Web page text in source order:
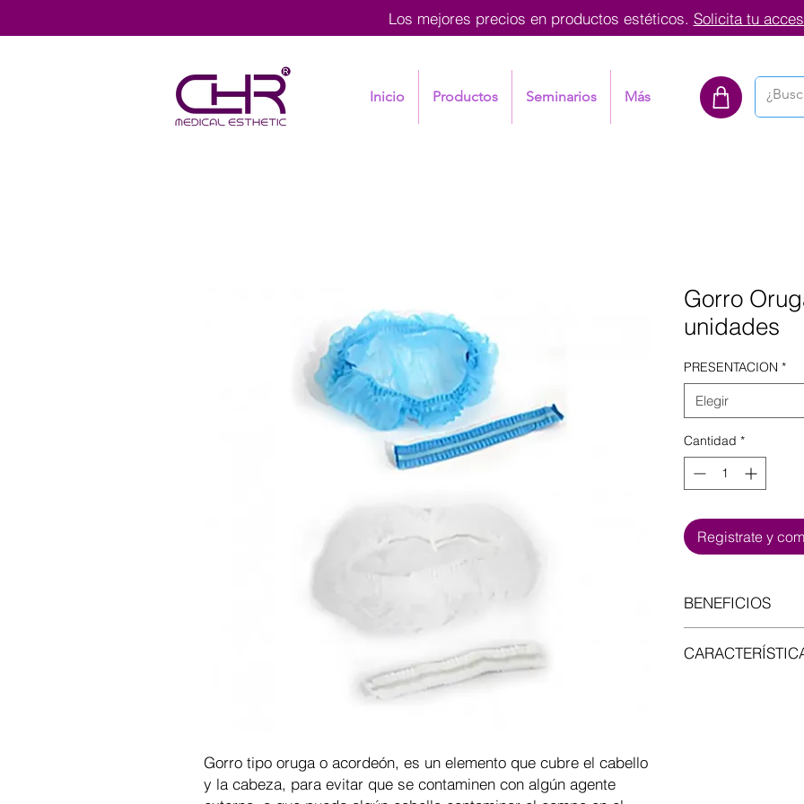
Los mejores precios en productos estéticos. Solicita tu
Inicio Productos Seminarios Más
Gorro tipo oruga o acordeón, es un elemento que cubre el cabello
y la cabeza, para evitar que se contaminen con algún agente
Gorro
unidades
PRESENTACION *
Elegir
Cantidad *
Registrate y
BENEFICIOS
- Facil de poner